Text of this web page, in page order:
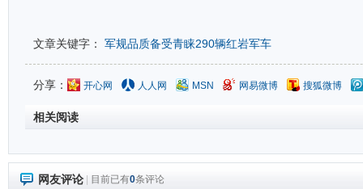
文章关键字： 军规品质备受青睐290辆红岩军车
分享： 开心网 人人网 MSN 网易微博 搜狐微博
相关阅读
网友评论 目前已有0条评论